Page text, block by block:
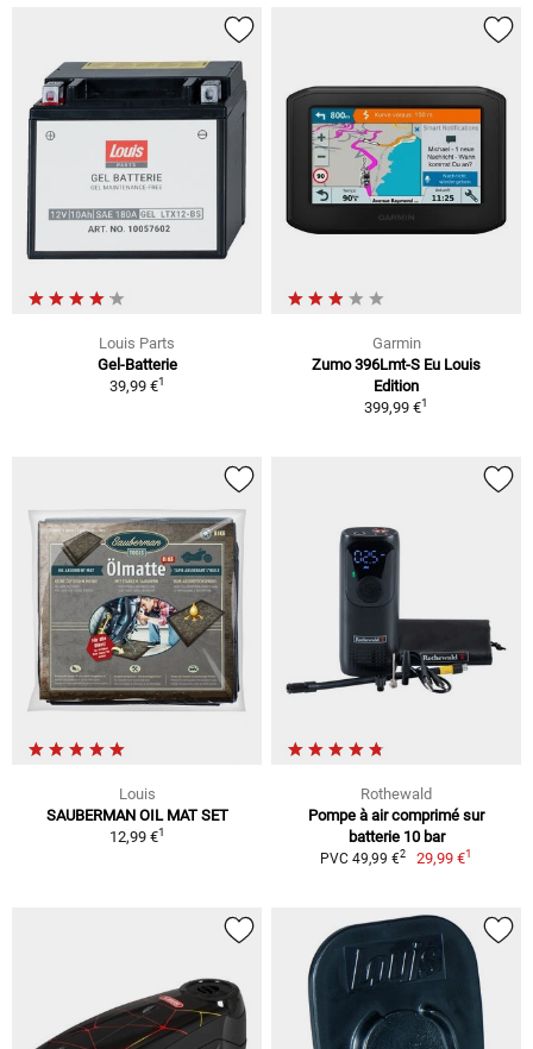
Louis Parts
Gel-Batterie
39,99 €1
Garmin
Zumo 396Lmt-S Eu Louis
Edition
399,99 €1
Louis
SAUBERMAN OIL MAT SET
12,99 €1
Rothewald
Pompe à air comprimé sur
batterie 10 bar
PVC 49,99 €2 29,99 €1